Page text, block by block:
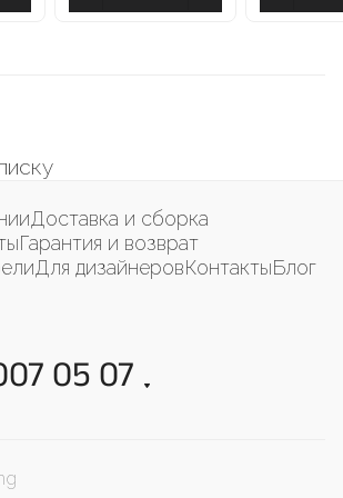
Доставка и сборка
Гарантия и возврат
Для дизайнеровКонтактыБлог
05 07